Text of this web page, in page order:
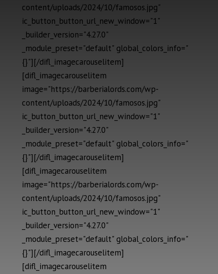
content/uploads/2024/10/famosos.jpg"
ic_button_button_url_new_window="1"
_builder_version="4.27.0"
_module_preset="default" global_colors_info="
{}"][/difl_imagecarouselitem]
[difl_imagecarouselitem
image="https://barberialords.com/wp-
content/uploads/2024/10/famosos.jpg"
ic_button_button_url_new_window="1"
_builder_version="4.27.0"
_module_preset="default" global_colors_info="
{}"][/difl_imagecarouselitem]
[difl_imagecarouselitem
image="https://barberialords.com/wp-
content/uploads/2024/10/famosos.jpg"
ic_button_button_url_new_window="1"
_builder_version="4.27.0"
_module_preset="default" global_colors_info="
{}"][/difl_imagecarouselitem]
[difl_imagecarouselitem